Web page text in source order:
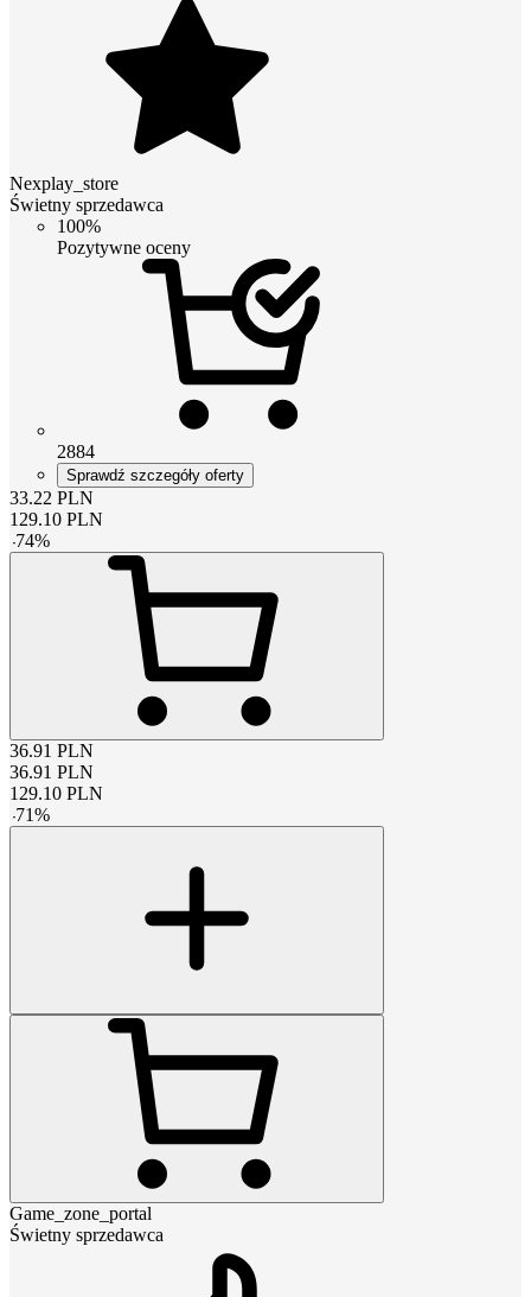
Nexplay_store
Świetny sprzedawca
100%
Pozytywne oceny
2884
Sprawdź szczegóły oferty
33.22 PLN
129.10 PLN
-74%
36.91 PLN
36.91 PLN
129.10 PLN
-71%
Game_zone_portal
Świetny sprzedawca